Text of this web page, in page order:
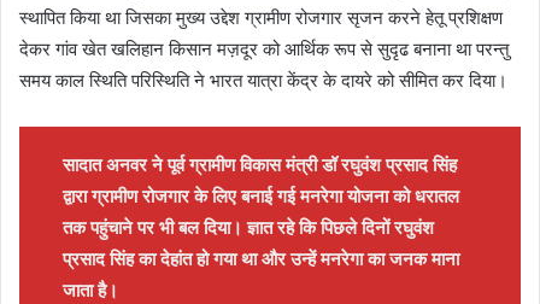
स्थापित किया था जिसका मुख्य उद्देश ग्रामीण रोजगार सृजन करने हेतू प्रशिक्षण
देकर गांव खेत खलिहान किसान मज़दूर को आर्थिक रूप से सुदृढ बनाना था परन्तु
समय काल स्थिति परिस्थिति ने भारत यात्रा केंद्र के दायरे को सीमित कर दिया।
सादात अनवर ने पूर्व ग्रामीण विकास मंत्री डॉ रघुवंश प्रसाद सिंह
द्वारा ग्रामीण रोजगार के लिए बनाई गई मनरेगा योजना को धरातल
तक पहुंचाने पर भी बल दिया। ज्ञात रहे कि पिछले दिनों रघुवंश
प्रसाद सिंह का देहांत हो गया था और उन्हें मनरेगा का जनक माना
जाता है।